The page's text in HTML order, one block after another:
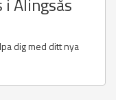
dig med ditt nya